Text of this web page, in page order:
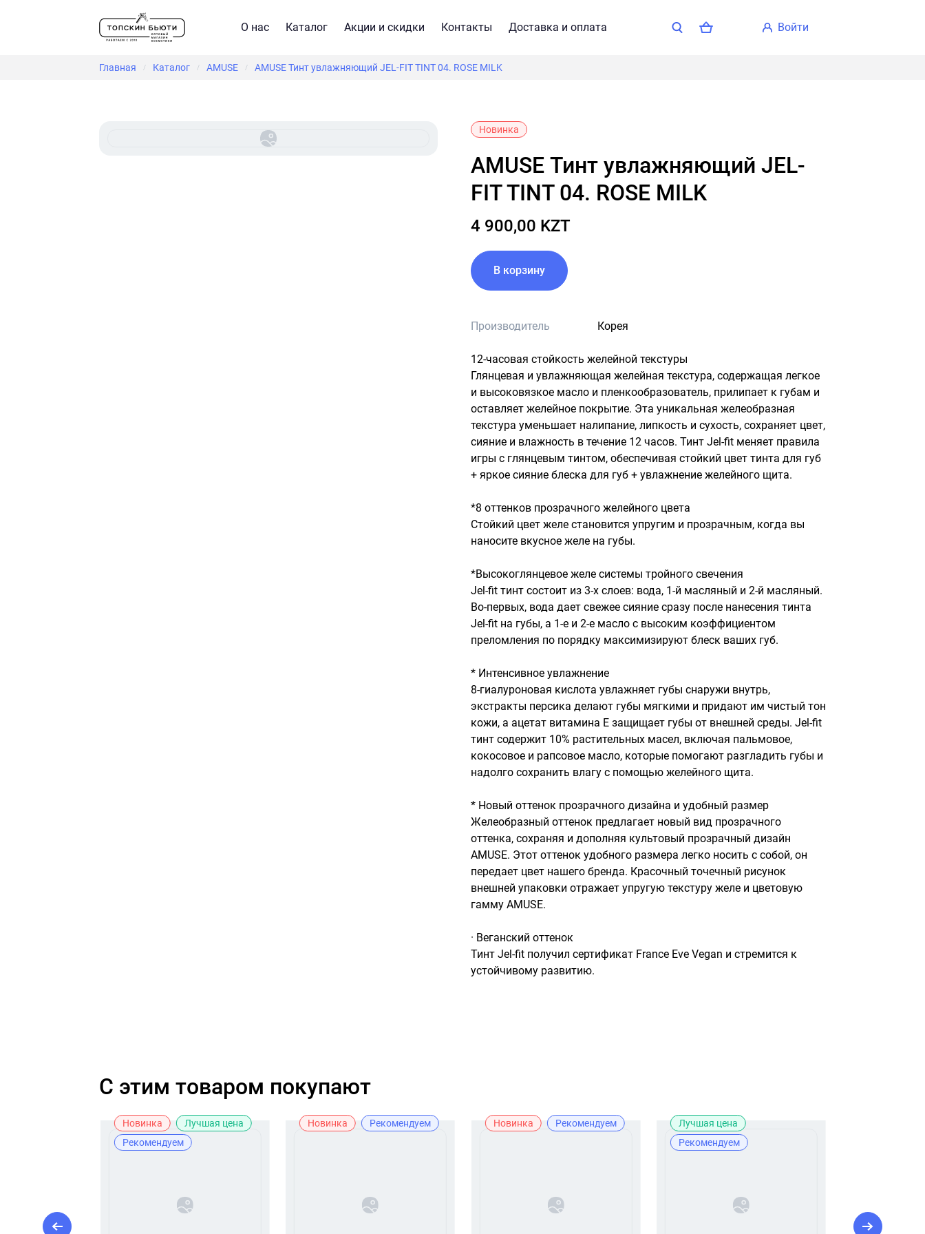
О нас Каталог Акции и скидки Контакты Доставка и оплата войти
Главная / Каталог / AMUSE / AMUSE Тинт увлажняющий JEL-FIT TINT 04. ROSE MILK
Новинка
AMUSE Тинт увлажняющий JEL-
FIT TINT 04. ROSE MILK
4 900,00 KZT
В корзину
Производитель Корея
12-часовая стойкость желейной текстуры
Глянцевая и увлажняющая желейная текстура, содержащая легкое
и высоковязкое масло и пленкообразователь, прилипает к губам и
оставляет желейное покрытие. Эта уникальная желеобразная
текстура уменьшает налипание, липкость и сухость, сохраняет цвет,
сияние и влажность в течение 12 часов. Тинт Jel-fit меняет правила
игры с глянцевым тинтом, обеспечивая стойкий цвет тинта для губ
+ яркое сияние блеска для губ + увлажнение желейного щита.
*8 оттенков прозрачного желейного цвета
Стойкий цвет желе становится упругим и прозрачным, когда вы
наносите вкусное желе на губы.
*Высокоглянцевое желе системы тройного свечения
Jel-fit тинт состоит из 3-х слоев: вода, 1-й масляный и 2-й масляный.
Во-первых, вода дает свежее сияние сразу после нанесения тинта
Jel-fit на губы, а 1-е и 2-е масло с высоким коэффициентом
преломления по порядку максимизируют блеск ваших губ.
* Интенсивное увлажнение
8-гиалуроновая кислота увлажняет губы снаружи внутрь,
экстракты персика делают губы мягкими и придают им чистый тон
кожи, а ацетат витамина Е защищает губы от внешней среды. Jel-fit
тинт содержит 10% растительных масел, включая пальмовое,
кокосовое и рапсовое масло, которые помогают разгладить губы и
надолго сохранить влагу с помощью желейного щита.
* Новый оттенок прозрачного дизайна и удобный размер
Желеобразный оттенок предлагает новый вид прозрачного
оттенка, сохраняя и дополняя культовый прозрачный дизайн
AMUSE. Этот оттенок удобного размера легко носить с собой, он
передает цвет нашего бренда. Красочный точечный рисунок
внешней упаковки отражает упругую текстуру желе и цветовую
гамму AMUSE.
· Веганский оттенок
Тинт Jel-fit получил сертификат France Eve Vegan и стремится к
устойчивому развитию.
C этим товаром покупают
Новинка
Лучшая цена
Рекомендуем
Новинка Рекомендуем Новинка Рекомендуем
Лучшая цена
Рекомендуем